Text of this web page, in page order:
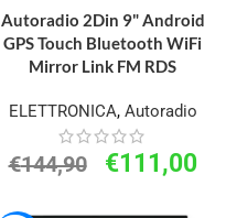
Autoradio 2Din 9" Android
GPS Touch Bluetooth WiFi
Mirror Link FM RDS
ELETTRONICA, Autoradio
€144,90 €111,00